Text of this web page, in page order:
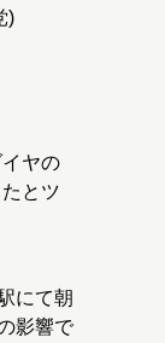
)
ヤの
とツ
にて朝
影響で